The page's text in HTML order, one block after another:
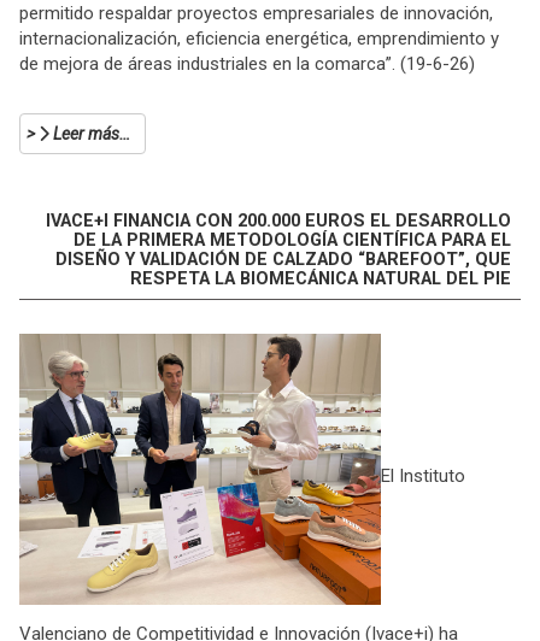
permitido respaldar proyectos empresariales de innovación,
internacionalización, eficiencia energética, emprendimiento y
de mejora de áreas industriales en la comarca”. (19-6-26)
Leer más…
IVACE+I FINANCIA CON 200.000 EUROS EL DESARROLLO
DE LA PRIMERA METODOLOGÍA CIENTÍFICA PARA EL
DISEÑO Y VALIDACIÓN DE CALZADO “BAREFOOT”, QUE
RESPETA LA BIOMECÁNICA NATURAL DEL PIE
El Instituto
Valenciano de Competitividad e Innovación (Ivace+i) ha